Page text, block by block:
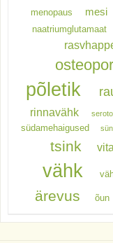
menopaus mesi
naatriumglutamaat
põletik
rinnavähk
südamehaigused
tsink
vähk
ärevus õun